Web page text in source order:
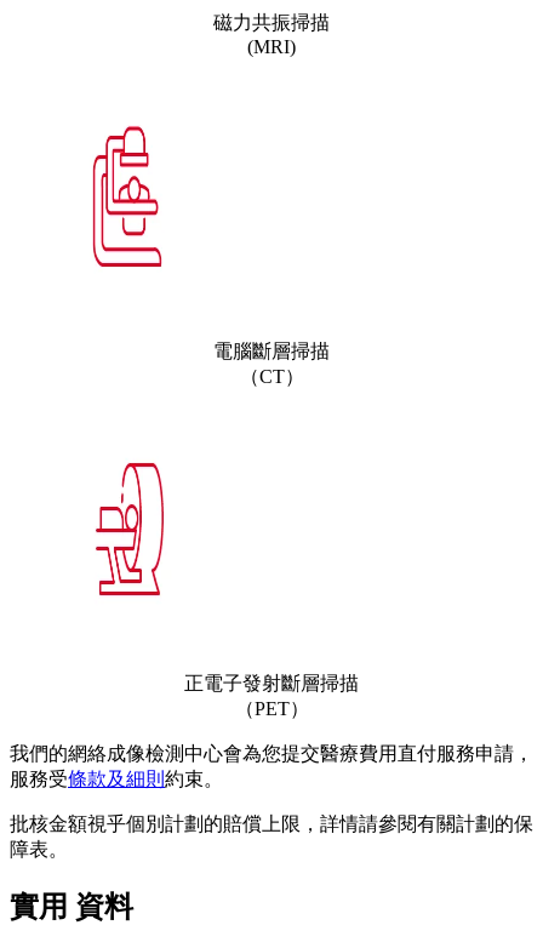
磁力共振掃描
(MRI)
電腦斷層掃描
（CT）
正電子發射斷層掃描
（PET）
我們的網絡成像檢測中心會為您提交醫療費用直付服務申請，
服務受條款及細則 約束。
批核金額視乎個別計劃的賠償上限，詳情請參閱有關計劃的保
障表。
實用 資料